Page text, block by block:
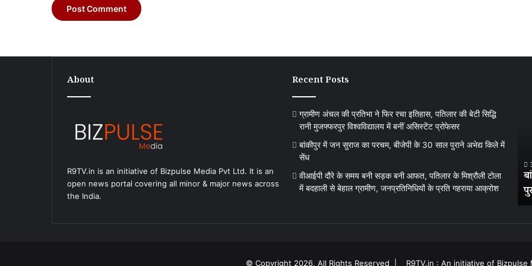
About
R9TV.in is an initiative of Bizpulse Media Pvt Ltd. It is an
open news portal covering all minor & major news across
the India.
Recent Posts
ग्रामीण अंचल की प्रतिभा ने फिर रचा इतिहास, पतिलार की बेटी सिद्धि
रानी मुजफ्फरपुर विश्वविद्यालय में बनीं असिस्टेंट प्रोफेसर
बांकीपुर में जन सुराज का परचम, बीजेपी के 30 साल पुराने अभेद्य किले में
सेंध
वीआईपी दौरे के समय बनी सड़क बनी आफत, पतिलार के मिश्रौली टोला
में बदहाली से बेहाल ग्रामीण, जनप्रतिनिधियों के प्रति गहराया आक्रोश
बगहा-1
स्वास्थ्य
केंद्र
जलनिकासी
न
होने
होने से बढ़ा बीमारियों का खतरा, स्थानीय निवासियों ने
व्यवस्था सुधारने की उठाई मांग।
ग्रामीण
प्रतिभा
ने
फिर
रचा
पतिलार
की
2 days ago
की बेटी सिद्धि रानी मुजफ्फरपुर विश्वविद्यालय में बनीं
असिस्टेंट प्रोफेसर
30
साल
पुराने
© Copyright 2026, All Rights Reserved | R9TV.in : An initiative of Bizpulse